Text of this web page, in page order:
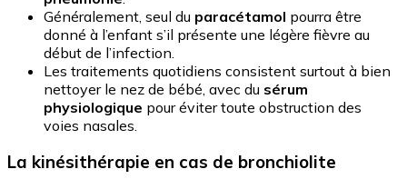
Généralement, seul du paracétamol pourra être
donné à l’enfant s’il présente une légère fièvre au
début de l’infection.
Les traitements quotidiens consistent surtout à bien
nettoyer le nez de bébé, avec du sérum
physiologique pour éviter toute obstruction des
voies nasales.
La kinésithérapie en cas de bronchiolite